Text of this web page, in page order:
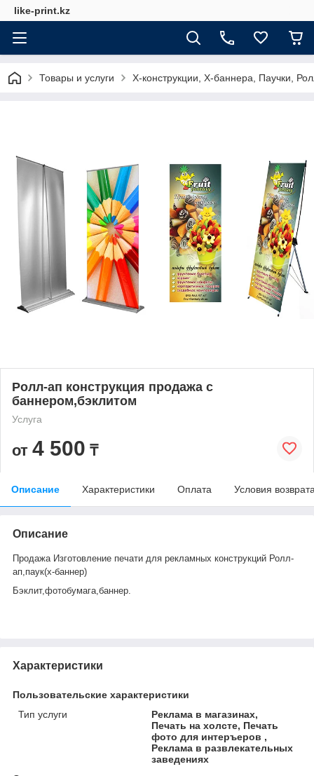
like-print.kz
Товары и услуги Х-конструкции, Х-баннера, Паучки,
Ролл-ап конструкция продажа с
баннером,бэклитом
Услуга
от 4 500 ₸
Описание Характеристики Оплата Условия
Описание
Продажа Изготовление печати для рекламных конструкций Ролл-
ап,паук(х-баннер)
Бэклит,фотобумага,баннер.
Характеристики
Пользовательские характеристики
Тип услуги
Реклама в магазинах,
Печать на холсте, Печать
фото для интеръеров ,
Реклама в развлекательных
заведениях